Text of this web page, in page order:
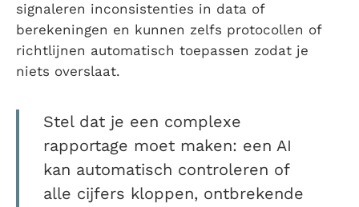
signaleren inconsistenties in data of
berekeningen en kunnen zelfs protocollen of
richtlijnen automatisch toepassen zodat je
niets overslaat.
Stel dat je een complexe
rapportage moet maken: een AI
kan automatisch controleren of
alle cijfers kloppen, ontbrekende